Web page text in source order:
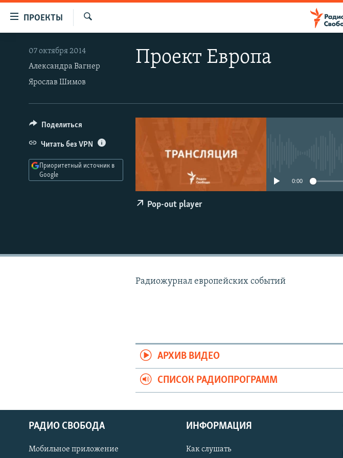
доступа
основному
Вернутся
навигации
Вернутся
ПРОЕКТЫ
ПРОГРАММЫ
ПОДКАСТЫ
АВТОРСКИЕ ПРОЕКТЫ
ЦИТАТЫ СВОБОДЫ
МНЕНИЯ
КУЛЬТУРА
IDEL.РЕАЛИИ
КАВКАЗ.РЕАЛИИ
СОЦИАЛЬНЫЕ СЕТИ
Проект Европа
07 октября 2014
Александра Вагнер
Ярослав Шимов
0:00
Pop-out player
Поделиться
Читать без VPN
Приоритетный источник в
Google
Радиожурнал европейских событий
АРХИВ ВИДЕО
СПИСОК РАДИОПРОГРАММ
РАДИО СВОБОДА
Мобильное приложение
ИНФОРМАЦИЯ
Как слушать